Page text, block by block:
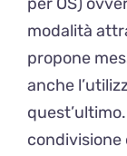
modalità
propone
anche